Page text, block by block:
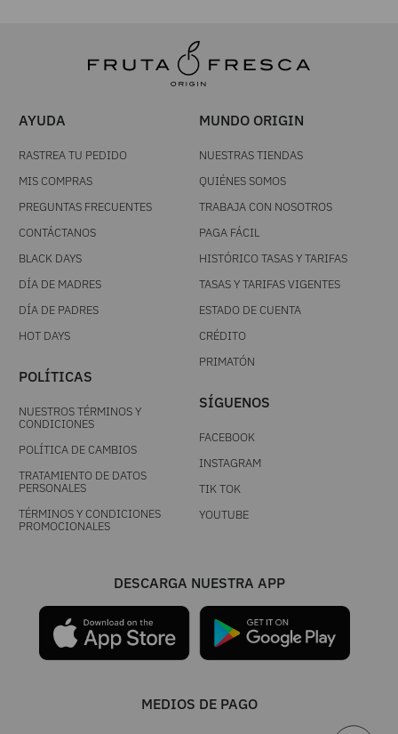
AYUDA
RASTREA TU PEDIDO
MIS COMPRAS
PREGUNTAS FRECUENTES
CONTÁCTANOS
BLACK DAYS
DÍA DE MADRES
DÍA DE PADRES
HOT DAYS
POLÍTICAS
NUESTROS TÉRMINOS Y
CONDICIONES
POLÍTICA DE CAMBIOS
TRATAMIENTO DE DATOS
PERSONALES
TÉRMINOS Y CONDICIONES
PROMOCIONALES
MUNDO ORIGIN
NUESTRAS TIENDAS
QUIÉNES SOMOS
TRABAJA CON NOSOTROS
PAGA FÁCIL
HISTÓRICO TASAS Y TARIFAS
TASAS Y TARIFAS VIGENTES
ESTADO DE CUENTA
CRÉDITO
PRIMATÓN
SÍGUENOS
FACEBOOK
INSTAGRAM
TIK TOK
YOUTUBE
DESCARGA NUESTRA APP
MEDIOS DE PAGO